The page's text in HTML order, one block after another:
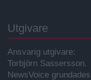
Utgivare
Ansvarig utgivare:
Torbjörn Sassersson.
NewsVoice